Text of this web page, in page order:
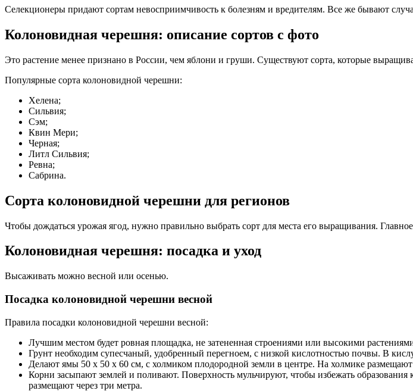
Селекционеры придают сортам невосприимчивость к болезням и вредителям. Все же бывают
Колоновидная черешня: описание сортов с фото
Это растение менее признано в России, чем яблони и груши. Существуют сорта, которые
Популярные сорта колоновидной черешни:
Хелена;
Сильвия;
Сэм;
Квин Мери;
Черная;
Литл Сильвия;
Ревна;
Сабрина.
Сорта колоновидной черешни для регионов
Чтобы дождаться урожая ягод, нужно правильно выбрать сорт для места его выращивания.
Колоновидная черешня: посадка и уход
Высаживать можно весной или осенью.
Посадка колоновидной черешни весной
Правила посадки колоновидной черешни весной:
Лучшим местом будет ровная площадка, не затененная строениями или высокими
Грунт необходим супесчаный, удобренный перегноем, с низкой кислотностью почвы. В
Делают ямы 50 х 50 х 60 см, с холмиком плодородной земли в центре. На холмике
Корни засыпают землей и поливают. Поверхность мульчируют, чтобы избежать
размещают через три метра.